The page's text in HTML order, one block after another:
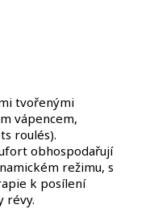
tvořenými
vápencem,
roulés).
obhospodařují
režimu, s
k posílení
révy.